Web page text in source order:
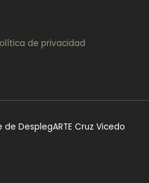
de privacidad
DesplegARTE Cruz Vicedo